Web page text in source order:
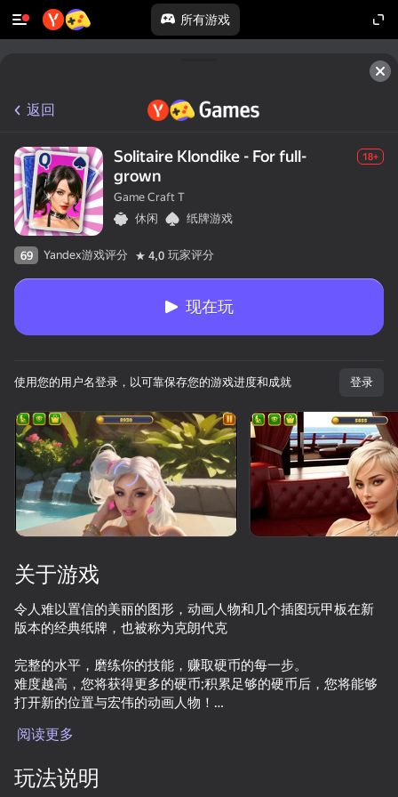
所有游戏
旋转设备
此游戏仅支持 横屏
方向
Texts with Your Crushes
返回
Solitaire Klondike - For full-
grown
18+
Game Craft T
休闲
纸牌游戏
69 Yandex游戏评分 4,0 玩家评分
现在玩
使用您的用户名登录，以可靠保存您的游戏进度和成就 登录
关于游戏
令人难以置信的美丽的图形，动画人物和几个插图玩甲板在新
版本的经典纸牌，也被称为克朗代克
完整的水平，磨练你的技能，赚取硬币的每一步。
难度越高，您将获得更多的硬币;积累足够的硬币后，您将能够
打开新的位置与宏伟的动画人物！
有各种插图的卡片可供选择，您可以随时更改，而不会中断卡
阅读更多
玩法说明